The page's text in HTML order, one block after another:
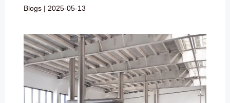
Blogs| 2025-05-13